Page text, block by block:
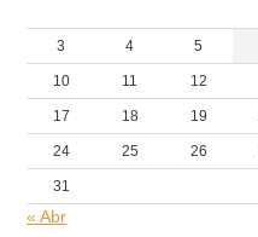
3 4 5
10 11 12
17 18 19
24 25 26
31
« Abr